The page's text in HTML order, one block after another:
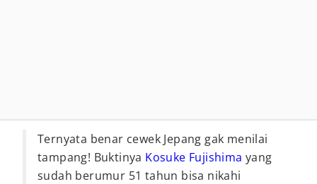
Ternyata benar cewek Jepang gak menilai
tampang! Buktinya Kosuke Fujishima yang
sudah berumur 51 tahun bisa nikahi